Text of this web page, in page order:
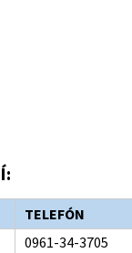
TELEFÓN
0961-34-3705